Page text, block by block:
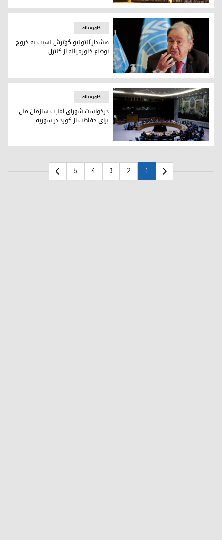
سفیر ایران در سازمان ملل: بیش از ۱۳۰۰ غیرنظامی جان باخته‌اند
آنتونیو گوترش، دبیرکل سازمان ملل متحد
خاورمیانه
هشدار آنتونیو گوترش نسبت به خروج
اوضاع خاورمیانه از کنترل
درخواست شورای امنیت سازمان ملل برای حفاظت از کورد در
خاورمیانه
درخواست شورای امنیت سازمان ملل
برای حفاظت از کورد در سوریە
1
2
3
4
5